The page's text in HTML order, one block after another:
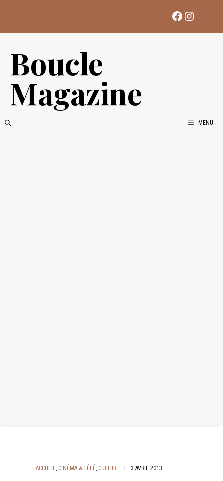
contenu
Facebook
Boucle
Magazine
MENU
ACCUEIL, CINÉMA & TÉLÉ, CULTURE 3 AVRIL 2013